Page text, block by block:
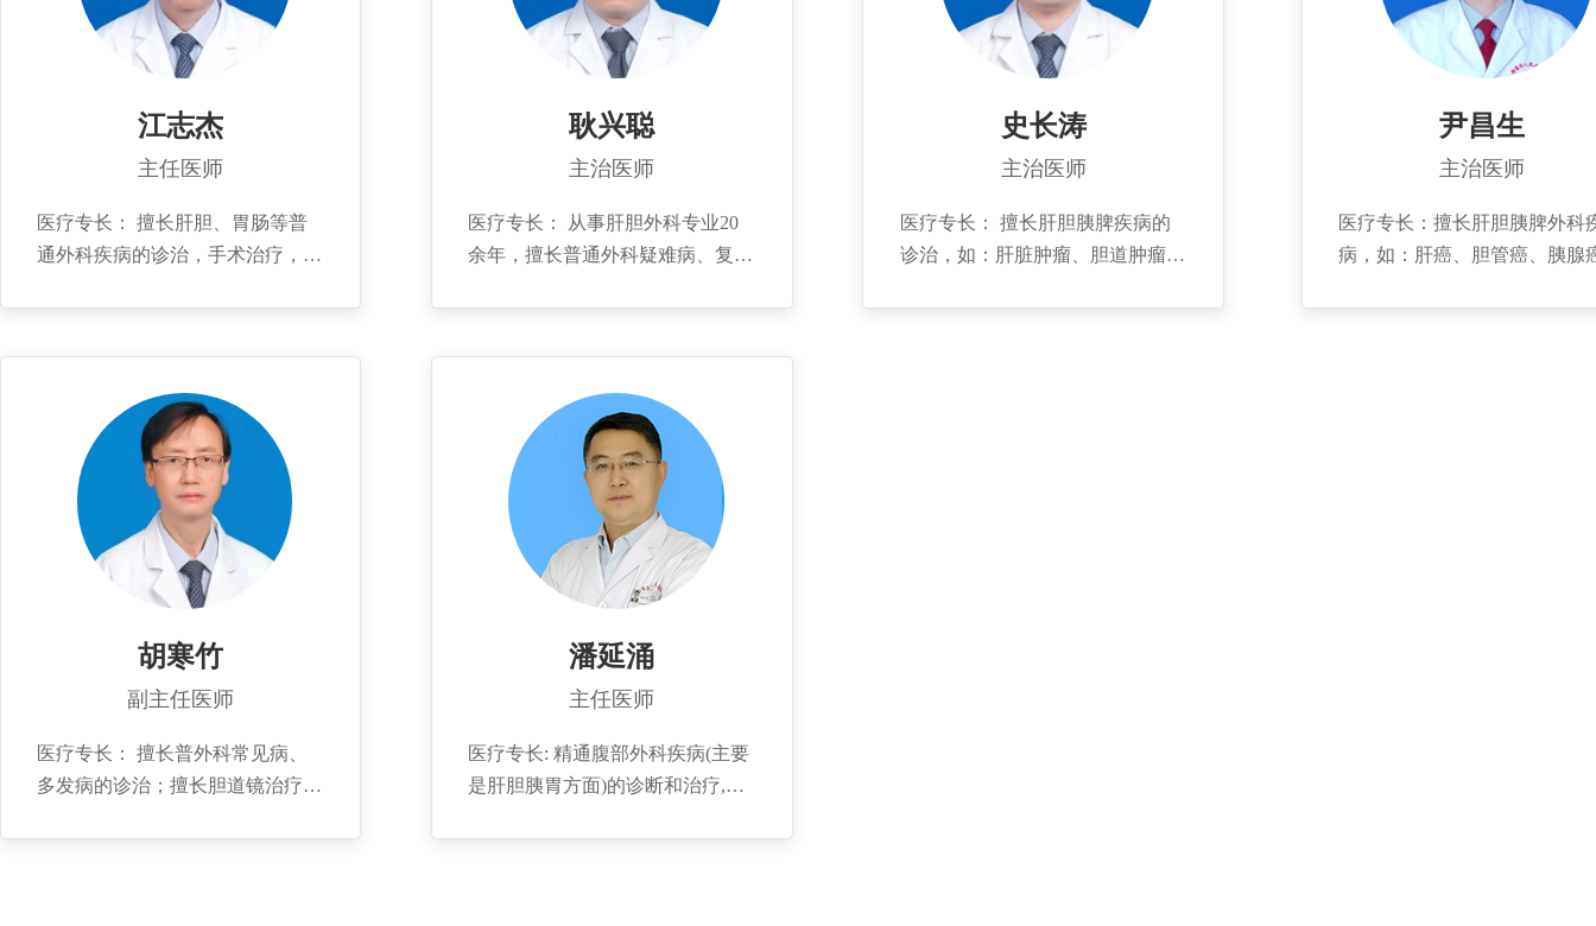
科、胃肠外科、血管外科、肝脏移
植科、腔镜外科、B超介入治疗科
进修学习。发表学术论文数篇。
岛市抗癌协会肝胆胰肿瘤分会主任
委员，青岛市医学会外科学分会副
主任委员，青岛市抗癌协会肝癌专
业委员会专家组成员。 擅长胆道
疾病的诊疗，包括规范的肝门胆管
癌根治、胆管癌根治以及胆管的良
性狭窄手术，其复杂肝门胆管成形
手术在国内达到领先水平，通过实
门胆管癌的手术切除率从23%提高
上,结合术中术后胆道镜，减少了
胆道结石残留的发生率。科研上作
为项目责任人承担国家自然科学基
金1项，山东省科技发展计划项目1
项，发表SCI论文10余篇。
学院在职研究生，2009年于中国人
民解放军总医院（301医院）肝脏
外科、肝移植外科、胆道外科、胰
腺外科、腔镜外科、重症监护室进
修，2010年于北京安贞医院内镜中
心进修。发表学术论文数篇。
江志杰
主任医师
医疗专长： 擅长肝胆、胃肠等普
通外科疾病的诊治，手术治疗，经
镜微创手术治疗肝胆、胃肠疾病。
个人简介： 1988年毕业于滨州医
学院临床医学专业。任青岛市普外
科、肝胆外科专业委员。已获院内
科技成果二等奖2项，三等奖2项。
耿兴聪
主治医师
医疗专长： 从事肝胆外科专业20
余年，擅长普通外科疑难病、复杂
综合治疗有一定见解。 个人简
介： 2003年毕业于泰山医学院，
为滨州医学院在职研究生。青岛市
外周介入学组委员。
史长涛
主治医师
医疗专长： 擅长肝胆胰脾疾病的
诊治，如：肝脏肿瘤、胆道肿瘤、
尹昌生
主治医师
医疗专长：擅长肝胆胰脾外科
病，如：肝癌、胆管癌、胰腺
胡寒竹
副主任医师
医疗专长： 擅长普外科常见病、
多发病的诊治；擅长胆道镜治疗肝
潘延涌
主任医师
医疗专长: 精通腹部外科疾病(主要
是肝胆胰胃方面)的诊断和治疗,包